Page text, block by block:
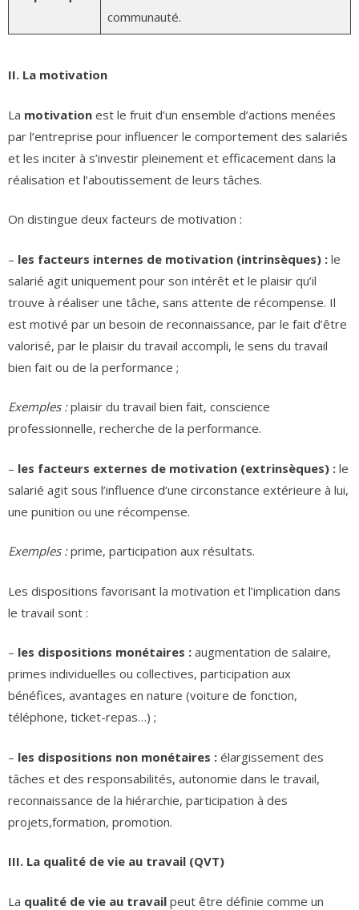
communauté.
II. La motivation
La motivation est le fruit d’un ensemble d’actions menées
par l’entreprise pour influencer le comportement des salariés
et les inciter à s’investir pleinement et efficacement dans la
réalisation et l’aboutissement de leurs tâches.
On distingue deux facteurs de motivation :
– les facteurs internes de motivation (intrinsèques) : le
salarié agit uniquement pour son intérêt et le plaisir qu’il
trouve à réaliser une tâche, sans attente de récompense. Il
est motivé par un besoin de reconnaissance, par le fait d’être
valorisé, par le plaisir du travail accompli, le sens du travail
bien fait ou de la performance ;
Exemples :plaisir du travail bien fait, conscience
professionnelle, recherche de la performance.
– les facteurs externes de motivation (extrinsèques) : le
salarié agit sous l’influence d’une circonstance extérieure à lui,
une punition ou une récompense.
Exemples :prime, participation aux résultats.
Les dispositions favorisant la motivation et l’implication dans
le travail sont :
– les dispositions monétaires : augmentation de salaire,
primes individuelles ou collectives, participation aux
bénéfices, avantages en nature (voiture de fonction,
téléphone, ticket-repas…) ;
– les dispositions non monétaires : élargissement des
tâches et des responsabilités, autonomie dans le travail,
reconnaissance de la hiérarchie, participation à des
projets,formation, promotion.
III. La qualité de vie au travail (QVT)
La qualité de vie au travail peut être définie comme un